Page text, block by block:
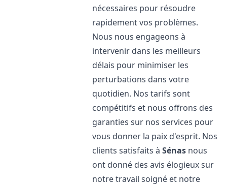
nécessaires pour résoudre
rapidement vos problèmes.
Nous nous engageons à
intervenir dans les meilleurs
délais pour minimiser les
perturbations dans votre
quotidien. Nos tarifs sont
compétitifs et nous offrons des
garanties sur nos services pour
vous donner la paix d'esprit. Nos
clients satisfaits àSénas nous
ont donné des avis élogieux sur
notre travail soigné et notre